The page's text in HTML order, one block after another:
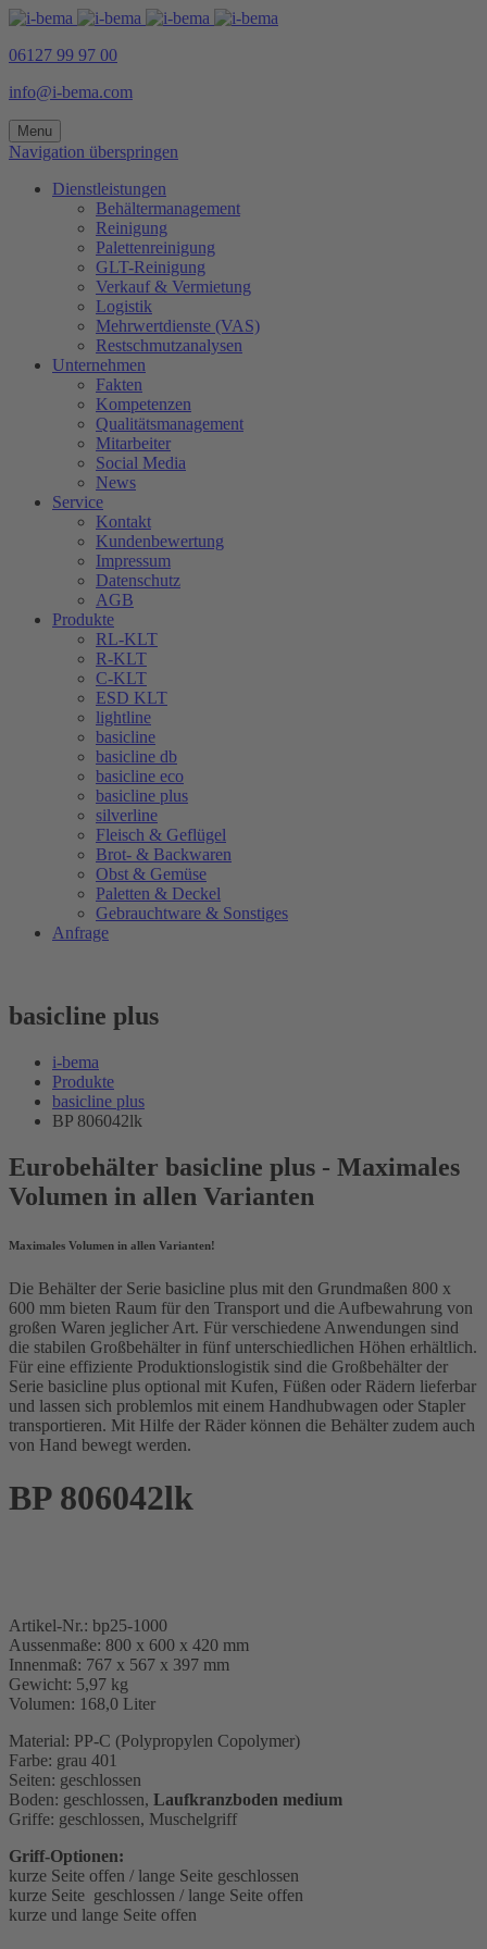
06127 99 97 00
info@i-bema.com
Menu
Navigation überspringen
Dienstleistungen
Behältermanagement
Reinigung
Palettenreinigung
GLT-Reinigung
Verkauf & Vermietung
Logistik
Mehrwertdienste (VAS)
Restschmutzanalysen
Unternehmen
Fakten
Kompetenzen
Qualitätsmanagement
Mitarbeiter
Social Media
News
Service
Kontakt
Kundenbewertung
Impressum
Datenschutz
AGB
Produkte
RL-KLT
R-KLT
C-KLT
ESD KLT
lightline
basicline
basicline db
basicline eco
basicline plus
silverline
Fleisch & Geflügel
Brot- & Backwaren
Obst & Gemüse
Paletten & Deckel
Gebrauchtware & Sonstiges
Anfrage
basicline plus
i-bema
Produkte
basicline plus
BP 806042lk
Eurobehälter basicline plus - Maximales
Volumen in allen Varianten
Maximales Volumen in allen Varianten!
Die Behälter der Serie basicline plus mit den Grundmaßen 800 x
600 mm bieten Raum für den Transport und die Aufbewahrung von
großen Waren jeglicher Art. Für verschiedene Anwendungen sind
die stabilen Großbehälter in fünf unterschiedlichen Höhen erhältlich.
Für eine effiziente Produktionslogistik sind die Großbehälter der
Serie basicline plus optional mit Kufen, Füßen oder Rädern lieferbar
und lassen sich problemlos mit einem Handhubwagen oder Stapler
transportieren. Mit Hilfe der Räder können die Behälter zudem auch
von Hand bewegt werden.
BP 806042lk
Artikel-Nr.: bp25-1000
Aussenmaße: 800 x 600 x 420 mm
Innenmaß: 767 x 567 x 397 mm
Gewicht: 5,97 kg
Volumen: 168,0 Liter
Material: PP-C (Polypropylen Copolymer)
Farbe: grau 401
Seiten: geschlossen
Boden: geschlossen, Laufkranzboden medium
Griffe: geschlossen, Muschelgriff
Griff-Optionen:
kurze Seite offen / lange Seite geschlossen
kurze Seite geschlossen / lange Seite offen
kurze und lange Seite offen